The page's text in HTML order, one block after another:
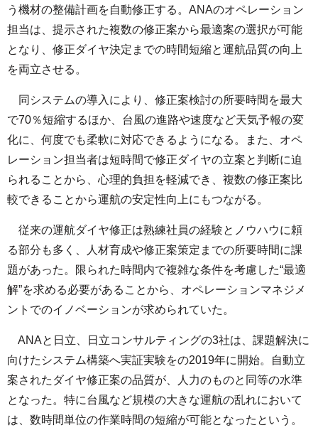
う機材の整備計画を自動修正する。ANAのオペレーション
担当は、提示された複数の修正案から最適案の選択が可能
となり、修正ダイヤ決定までの時間短縮と運航品質の向上
を両立させる。
同システムの導入により、修正案検討の所要時間を最大
で70％短縮するほか、台風の進路や速度など天気予報の変
化に、何度でも柔軟に対応できるようになる。また、オペ
レーション担当者は短時間で修正ダイヤの立案と判断に迫
られることから、心理的負担を軽減でき、複数の修正案比
較できることから運航の安定性向上にもつながる。
従来の運航ダイヤ修正は熟練社員の経験とノウハウに頼
る部分も多く、人材育成や修正案策定までの所要時間に課
題があった。限られた時間内で複雑な条件を考慮した“最適
解”を求める必要があることから、オペレーションマネジメ
ントでのイノベーションが求められていた。
ANAと日立、日立コンサルティングの3社は、課題解決に
向けたシステム構築へ実証実験をの2019年に開始。自動立
案されたダイヤ修正案の品質が、人力のものと同等の水準
となった。特に台風など規模の大きな運航の乱れにおいて
は、数時間単位の作業時間の短縮が可能となったという。